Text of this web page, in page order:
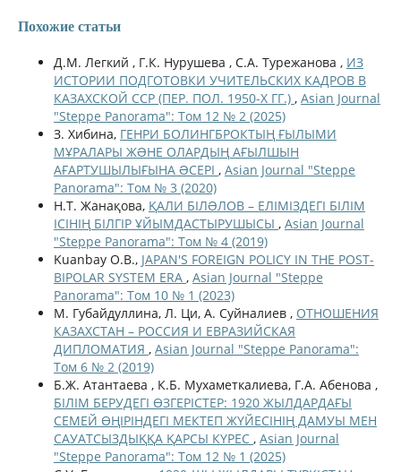
Похожие статьи
Д.М. Легкий , Г.К. Нурушева , С.А. Турежанова , ИЗ
ИСТОРИИ ПОДГОТОВКИ УЧИТЕЛЬСКИХ КАДРОВ В
КАЗАХСКОЙ ССР (ПЕР. ПОЛ. 1950-Х ГГ.) , Asian Journal
"Steppe Panorama": Том 12 № 2 (2025)
З. Хибина, ГЕНРИ БОЛИНГБРОКТЫҢ ҒЫЛЫМИ
МҰРАЛАРЫ ЖƏНЕ ОЛАРДЫҢ АҒЫЛШЫН
АҒАРТУШЫЛЫҒЫНА ƏСЕРІ , Asian Journal "Steppe
Panorama": Том № 3 (2020)
Н.Т. Жанақова, ҚАЛИ БІЛƏЛОВ – ЕЛІМІЗДЕГІ БІЛІМ
ІСІНІҢ БІЛГІР ҰЙЫМДАСТЫРУШЫСЫ , Asian Journal
"Steppe Panorama": Том № 4 (2019)
Kuanbay O.B., JAPAN'S FOREIGN POLICY IN THE POST-
BIPOLAR SYSTEM ERA , Asian Journal "Steppe
Panorama": Том 10 № 1 (2023)
М. Губайдуллина, Л. Ци, А. Суйналиев , ОТНОШЕНИЯ
КАЗАХСТАН – РОССИЯ И ЕВРАЗИЙСКАЯ
ДИПЛОМАТИЯ , Asian Journal "Steppe Panorama":
Том 6 № 2 (2019)
Б.Ж. Атантаева , К.Б. Мухаметкалиева, Г.А. Абенова ,
БІЛІМ БЕРУДЕГІ ӨЗГЕРІСТЕР: 1920 ЖЫЛДАРДАҒЫ
СЕМЕЙ ӨҢІРІНДЕГІ МЕКТЕП ЖҮЙЕСІНІҢ ДАМУЫ МЕН
САУАТСЫЗДЫҚҚА ҚАРСЫ КҮРЕС , Asian Journal
"Steppe Panorama": Том 12 № 1 (2025)